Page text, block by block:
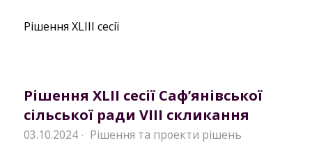
Рішення XLIII сесії
Рішення XLII сесії Саф’янівської
сільської ради VIII скликання
03.10.2024 · Рішення та проекти рішень